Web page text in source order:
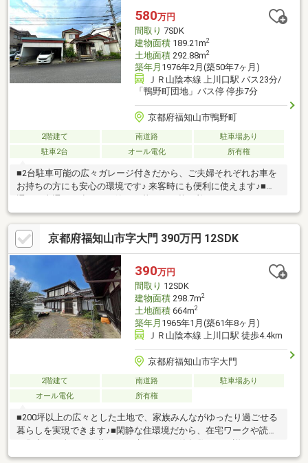
580万円
間取り 7SDK
建物面積189.21m2
土地面積292.88m2
築年月 1976年2月(築50年7ヶ月)
ＪＲ山陰本線 上川口駅 バス23分/
「鴨野町団地」バス停 停歩7分
京都府福知山市鴨野町
2階建て 南道路
駐車場あり
駐車2台
オール電化 所有権
■2台駐車可能の広々ガレージ付きだから、ご夫婦それぞれお車を
お持ちの方にも安心の環境です♪ 来客時にも便利に使えます♪■人
アーキホームライフ福知山中央店では福知山市・綾部市を中心
に、地域密着ナンバー１を目指しています！○家を買いたい・売
りたい・リフォームしたいお客様にたくさんの情報を迅速に提供
いたします！○物件情報・住宅ローンetc...どんな事でもお気軽に
ご相談ください！○見るだけOK!聞くだけOK!ご相談は無料です！
ご来店、お問い合わせをお待ちしております♪
京都府福知山市字大門 390万円 12SDK
390万円
間取り 12SDK
建物面積298.7m2
土地面積664m2
築年月 1965年1月(築61年8ヶ月)
ＪＲ山陰本線 上川口駅 徒歩4.4km
京都府福知山市字大門
2階建て 南道路
駐車場あり
オール電化
所有権
■200坪以上の広々とした土地で、家族みんながゆったり過ごせる
暮らしを実現できます♪■閑静な住環境だから、在宅ワークや読書
も集中して楽しめる暮らしが叶います♪※築年数月日不詳○アーキ
ホームライフ福知山中央店では福知山市・綾部市を中心に、地域